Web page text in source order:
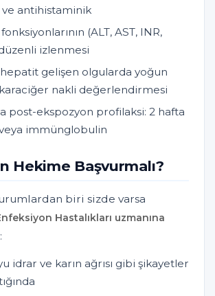
antihistaminik
(ALT, AST, INR,
izlenmesi
gelişen olgularda yoğun
nakli değerlendirmesi
post-ekspozyon profilaksi: 2 hafta
veya immünglobulin
Hekime Başvurmalı?
biri sizde varsa
Hastalıkları uzmanına
idrar ve karın ağrısı gibi şikayetler